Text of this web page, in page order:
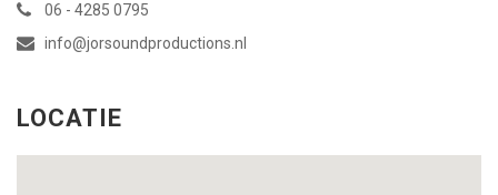
06 - 4285 0795
info@jorsoundproductions.nl
LOCATIE